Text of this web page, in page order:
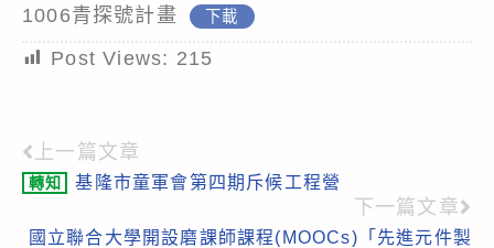
1006青探號計畫 下載
Post Views: 215
Read
more
articles
上一篇文章
轉知 基隆市童軍會第四期斥候工程營
下一篇文章
國立聯合大學開設磨課師課程(MOOCs)「先進元件製